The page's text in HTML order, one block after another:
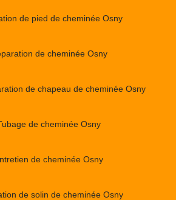
de pied de cheminée Osny
de cheminée Osny
de chapeau de cheminée Osny
de cheminée Osny
de cheminée Osny
de solin de cheminée Osny